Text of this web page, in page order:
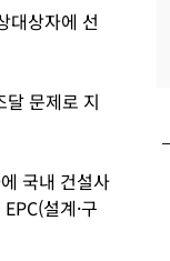
대상자에 선
문제로 지
국내 건설사
설계·구